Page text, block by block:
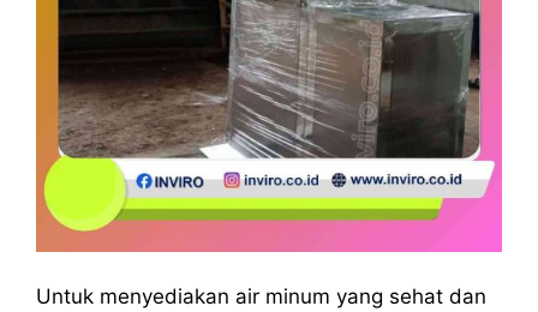
Untuk menyediakan air minum yang sehat dan